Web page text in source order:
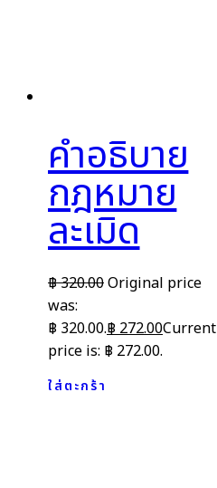
คำอธิบาย
กฎหมาย
ละเมิด
฿320.00Original price
was:
฿ 320.00.฿272.00Current
price is: ฿ 272.00.
ใส่ตะกร้า